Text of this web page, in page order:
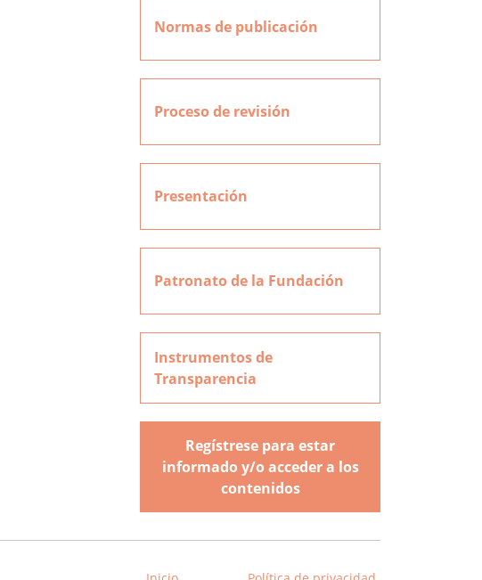
Normas de publicación
Proceso de revisión
Presentación
Patronato de la Fundación
Instrumentos de
Transparencia
Regístrese para estar
informado y/o acceder a los
contenidos